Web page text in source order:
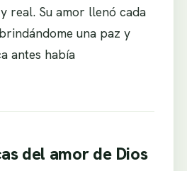
real. Su amor llenó cada
una paz y
antes había
del amor de Dios